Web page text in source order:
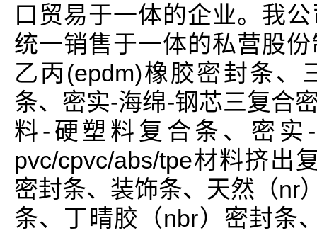
口贸易于一体的企业。我
统一销售于一体的私营股
乙丙(epdm)橡胶密封条
条、密实-海绵-钢芯三复合
料-硬塑料复合条、密
pvc/cpvc/abs/tpe材料挤出
密封条、装饰条、天然（nr
条、丁晴胶（nbr）密封条